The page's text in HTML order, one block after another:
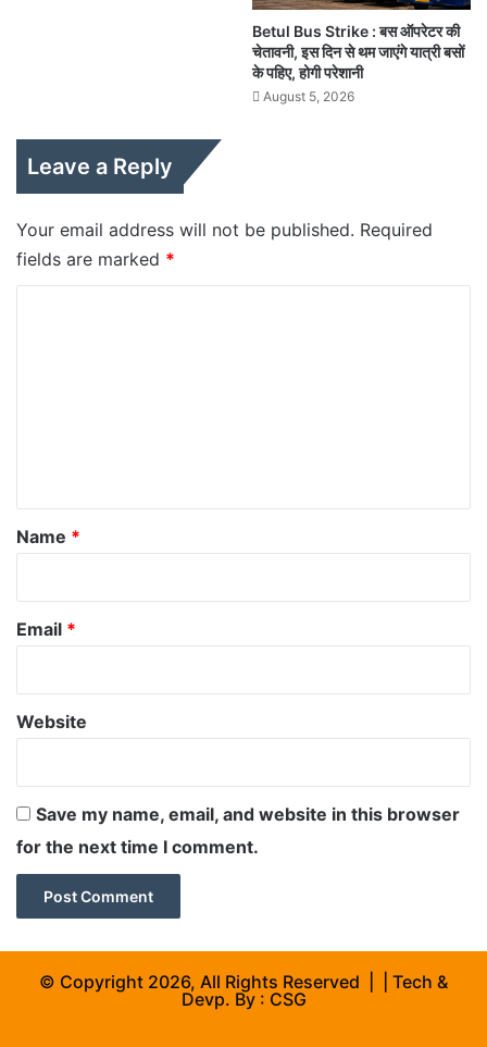
Betul Bus Strike : बस ऑपरेटर की
चेतावनी, इस दिन से थम जाएंगे यात्री बसों
के पहिए, होगी परेशानी
August 5, 2026
Leave a Reply
Your email address will not be published. Required
fields are marked *
*
Name *
Email *
Website
Save my name, email, and website in this browser
for the next time I comment.
© Copyright 2026, All Rights Reserved | | Tech &
Devp. By : CSG